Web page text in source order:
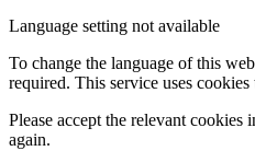
Language setting not available
To change the language of this
required. This service uses
Please accept the relevant cookies
again.